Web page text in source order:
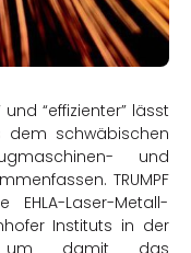
“effizienter” lässt
dem schwäbischen
und
TRUMPF
Laser-Metall-
Instituts in der
um damit das